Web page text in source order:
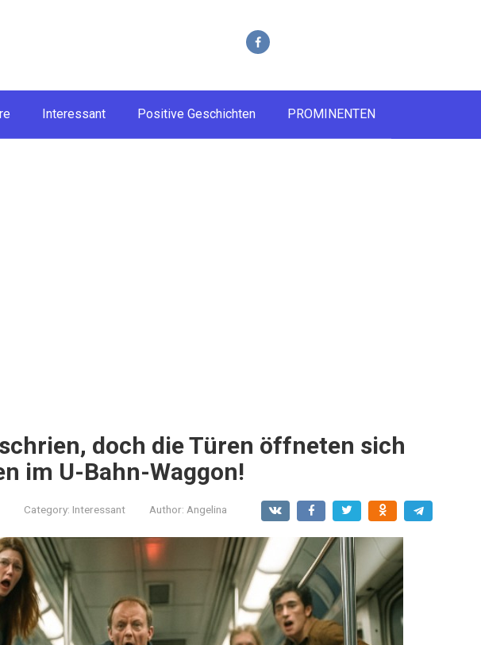
Interessant Positive Geschichten PROMINENTEN
doch die Türen öffneten sich
im U-Bahn-Waggon!
Category: Interessant Author: Angelina